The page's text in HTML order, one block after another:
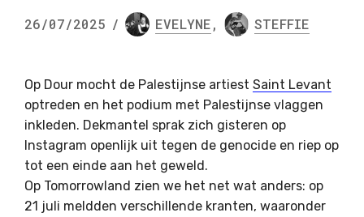
26/07/2025 / EVELYNE, STEFFIE
Op Dour mocht de Palestijnse artiest Saint Levant
optreden en het podium met Palestijnse vlaggen
inkleden. Dekmantel sprak zich gisteren op
Instagram openlijk uit tegen de genocide en riep op
tot een einde aan het geweld.
Op Tomorrowland zien we het net wat anders: op
21 juli meldden verschillende kranten, waaronder